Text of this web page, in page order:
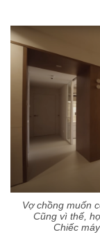
Vợ chồng muốn
Cũng vì thế,
Chiếc